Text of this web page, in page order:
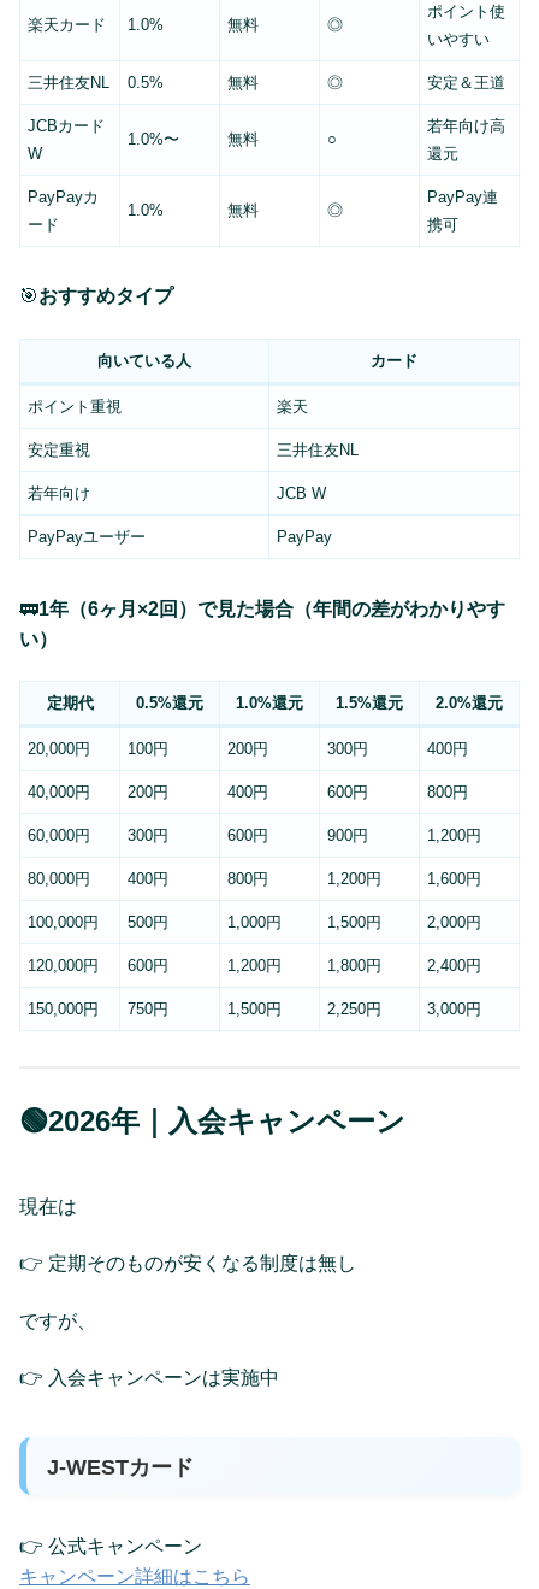
楽天カード 1.0% 無料 ◎
ポイント使
いやすい
三井住友NL 0.5% 無料 ◎ 安定＆王道
JCBカード
W
1.0%〜 無料 ○
若年向け高
還元
PayPayカ
ード
1.0% 無料 ◎
PayPay連
携可
🎯おすすめタイプ
向いている人 カード
ポイント重視 楽天
安定重視 三井住友NL
若年向け JCB W
PayPayユーザー PayPay
🚃1年（6ヶ月×2回）で見た場合（年間の差がわかりやす
い）
定期代 0.5%還元 1.0%還元 1.5%還元 2.0%還元
20,000円 100円 200円 300円 400円
40,000円 200円 400円 600円 800円
60,000円 300円 600円 900円 1,200円
80,000円 400円 800円 1,200円 1,600円
100,000円 500円 1,000円 1,500円 2,000円
120,000円 600円 1,200円 1,800円 2,400円
150,000円 750円 1,500円 2,250円 3,000円
🟢2026年｜入会キャンペーン
現在は
👉 定期そのものが安くなる制度は無し
ですが、
👉 入会キャンペーンは実施中
J-WESTカード
👉 公式キャンペーン
キャンペーン詳細はこちら